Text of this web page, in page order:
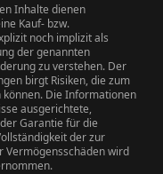
Inhalte dienen
Kauf- bzw.
noch implizit als
der genannten
zu verstehen. Der
birgt Risiken, die zum
Die Informationen
ausgerichtete,
Garantie für die
der zur
wird